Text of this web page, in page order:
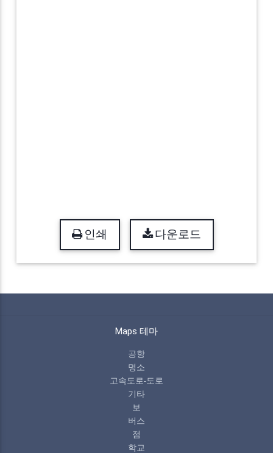
인쇄 다운로드
Maps 테마
공항
명소
고속도로-도로
기타
보
버스
점
학교